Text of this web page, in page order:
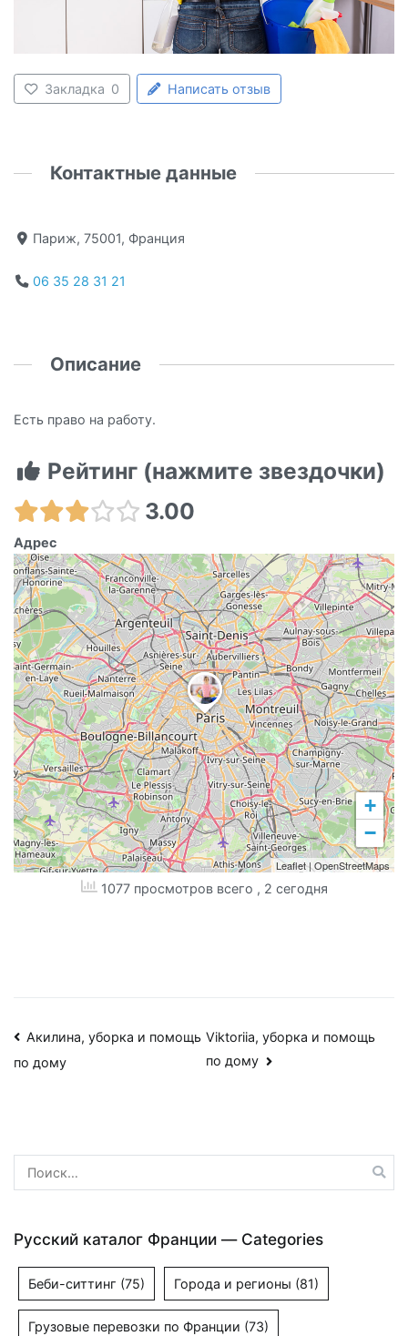
Закладка 0 Написать отзыв
Контактные данные
Париж, 75001, Франция
06 35 28 31 21
Описание
Есть право на работу.
Рейтинг (нажмите звездочки)
3.00
Адрес
+
−
Leaflet|OpenStreetMaps
1077 просмотров всего , 2 сегодня
Навигация
по
Акилина, уборка и помощь
по дому
Viktoriia, уборка и помощь
по дому
Найти:
Русский каталог Франции — Categories
Беби-ситтинг (75) Города и регионы (81)
Грузовые перевозки по Франции (73)